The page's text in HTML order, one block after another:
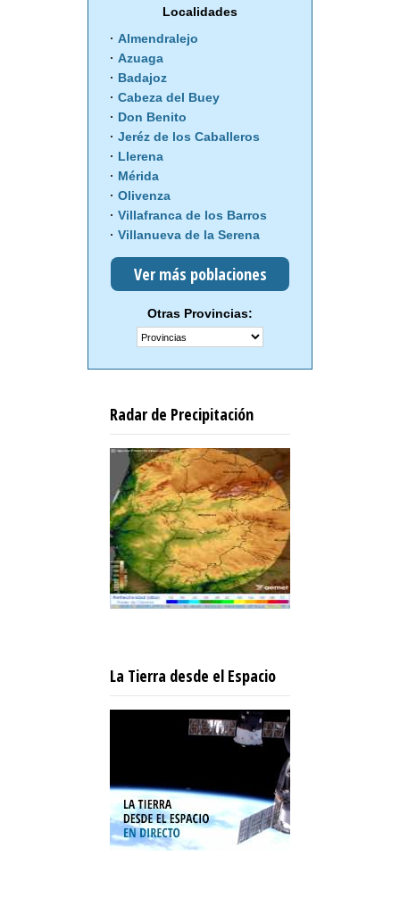
Localidades
Almendralejo
Azuaga
Badajoz
Cabeza del Buey
Don Benito
Jeréz de los Caballeros
Llerena
Mérida
Olivenza
Villafranca de los Barros
Villanueva de la Serena
Ver más poblaciones
Otras Provincias:
Radar de Precipitación
La Tierra desde el Espacio